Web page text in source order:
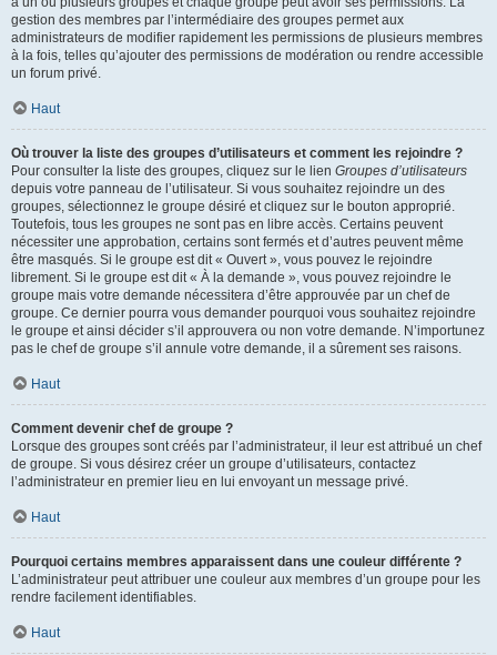
gestion des membres par l’intermédiaire des groupes permet aux
administrateurs de modifier rapidement les permissions de plusieurs membres
à la fois, telles qu’ajouter des permissions de modération ou rendre accessible
un forum privé.
Haut
Où trouver la liste des groupes d’utilisateurs et comment les rejoindre ?
Pour consulter la liste des groupes, cliquez sur le lien Groupes d’utilisateurs
depuis votre panneau de l’utilisateur. Si vous souhaitez rejoindre un des
groupes, sélectionnez le groupe désiré et cliquez sur le bouton approprié.
Toutefois, tous les groupes ne sont pas en libre accès. Certains peuvent
nécessiter une approbation, certains sont fermés et d’autres peuvent même
être masqués. Si le groupe est dit « Ouvert », vous pouvez le rejoindre
librement. Si le groupe est dit « À la demande », vous pouvez rejoindre le
groupe mais votre demande nécessitera d’être approuvée par un chef de
groupe. Ce dernier pourra vous demander pourquoi vous souhaitez rejoindre
le groupe et ainsi décider s’il approuvera ou non votre demande. N’importunez
pas le chef de groupe s’il annule votre demande, il a sûrement ses raisons.
Haut
Comment devenir chef de groupe ?
Lorsque des groupes sont créés par l’administrateur, il leur est attribué un chef
de groupe. Si vous désirez créer un groupe d’utilisateurs, contactez
l’administrateur en premier lieu en lui envoyant un message privé.
Haut
Pourquoi certains membres apparaissent dans une couleur différente ?
L’administrateur peut attribuer une couleur aux membres d’un groupe pour les
rendre facilement identifiables.
Haut